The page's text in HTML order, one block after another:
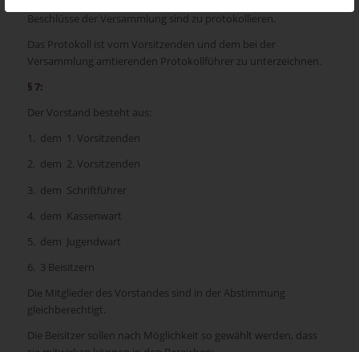
Beschlüsse der Versammlung sind zu protokollieren.
Das Protokoll ist vom Vorsitzenden und dem bei der
Versammlung amtierenden Protokollführer zu unterzeichnen.
§ 7:
Der Vorstand besteht aus:
1. dem 1. Vorsitzenden
2. dem 2. Vorsitzenden
3. dem Schriftführer
4. dem Kassenwart
5. dem Jugendwart
6. 3 Beisitzern
Die Mitglieder des Vorstandes sind in der Abstimmung
gleichberechtigt.
Die Beisitzer sollen nach Möglichkeit so gewählt werden, dass